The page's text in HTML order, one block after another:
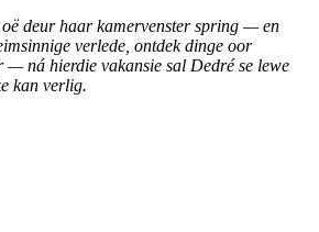
deur haar kamervenster spring — en
verlede, ontdek dinge oor
— ná hierdie vakansie sal Dedré se lewe
kan verlig.